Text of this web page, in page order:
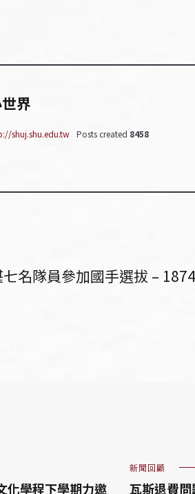
界
shuj.shu.edu.tw Posts created 8458
名隊員參加國手選拔 –
化學程下學期力邀
新聞回顧
瓦斯退費